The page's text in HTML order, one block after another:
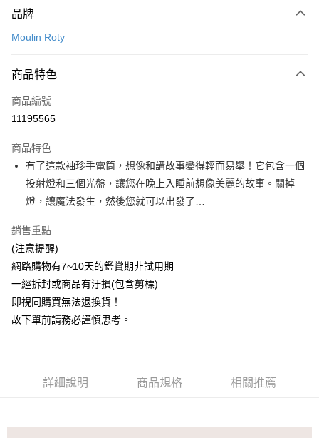
信用卡一次付款
Apple Pay
ATM付款
新航貨運
每筆NT$150，滿NT$1,000(含以上)免運費
新航貨運-外島(每件)
每筆NT$450
品牌
Moulin Roty
商品特色
商品編號
11195565
商品特色
有了這款袖珍手電筒，想像和講故事變得輕而易舉！它包含一個
投射燈和三個光盤，讓您在晚上入睡前想像美麗的故事。關掉
燈，讓魔法發生，然後您就可以出發了…
銷售重點
(注意提醒)
網路購物有7~10天的鑑賞期非試用期
一經拆封或商品有汙損(包含剪標)
即視同購買無法退換貨！
故下單前請務必謹慎思考。
詳細說明 商品規格 相關推薦